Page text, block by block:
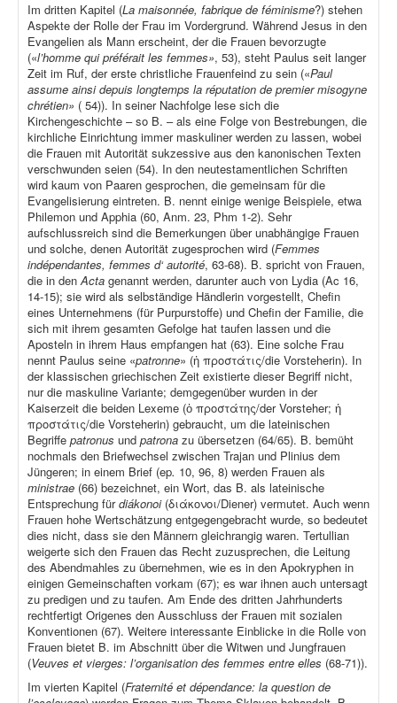
Im dritten Kapitel (La maisonnée, fabrique de féminisme?) stehen
Aspekte der Rolle der Frau im Vordergrund. Während Jesus in den
Evangelien als Mann erscheint, der die Frauen bevorzugte
(«l’homme qui préférait les femmes», 53), steht Paulus seit langer
Zeit im Ruf, der erste christliche Frauenfeind zu sein («Paul
assume ainsi depuis longtemps la réputation de premier misogyne
chrétien» ( 54)). In seiner Nachfolge lese sich die
Kirchengeschichte – so B. – als eine Folge von Bestrebungen, die
kirchliche Einrichtung immer maskuliner werden zu lassen, wobei
die Frauen mit Autorität sukzessive aus den kanonischen Texten
verschwunden seien (54). In den neutestamentlichen Schriften
wird kaum von Paaren gesprochen, die gemeinsam für die
Evangelisierung eintreten. B. nennt einige wenige Beispiele, etwa
Philemon und Apphia (60, Anm. 23, Phm 1-2). Sehr
aufschlussreich sind die Bemerkungen über unabhängige Frauen
und solche, denen Autorität zugesprochen wird (Femmes
indépendantes, femmes d‘ autorité, 63-68). B. spricht von Frauen,
die in denActa genannt werden, darunter auch von Lydia (Ac 16,
14-15); sie wird als selbständige Händlerin vorgestellt, Chefin
eines Unternehmens (für Purpurstoffe) und Chefin der Familie, die
sich mit ihrem gesamten Gefolge hat taufen lassen und die
Aposteln in ihrem Haus empfangen hat (63). Eine solche Frau
nennt Paulus seine «patronne» (ἡ προστάτις/die Vorsteherin). In
der klassischen griechischen Zeit existierte dieser Begriff nicht,
nur die maskuline Variante; demgegenüber wurden in der
Kaiserzeit die beiden Lexeme (ὁ προστάτης/der Vorsteher; ἡ
προστάτις/die Vorsteherin) gebraucht, um die lateinischen
Begriffe patronus und patrona zu übersetzen (64/65). B. bemüht
nochmals den Briefwechsel zwischen Trajan und Plinius dem
Jüngeren; in einem Brief (ep. 10, 96, 8) werden Frauen als
ministrae (66) bezeichnet, ein Wort, das B. als lateinische
Entsprechung fürdiákonoi (διάκονοι/Diener) vermutet. Auch wenn
Frauen hohe Wertschätzung entgegengebracht wurde, so bedeutet
dies nicht, dass sie den Männern gleichrangig waren. Tertullian
weigerte sich den Frauen das Recht zuzusprechen, die Leitung
des Abendmahles zu übernehmen, wie es in den Apokryphen in
einigen Gemeinschaften vorkam (67); es war ihnen auch untersagt
zu predigen und zu taufen. Am Ende des dritten Jahrhunderts
rechtfertigt Origenes den Ausschluss der Frauen mit sozialen
Konventionen (67). Weitere interessante Einblicke in die Rolle von
Frauen bietet B. im Abschnitt über die Witwen und Jungfrauen
(Veuves et vierges: l’organisation des femmes entre elles (68-71)).
Im vierten Kapitel (Fraternité et dépendance: la question de